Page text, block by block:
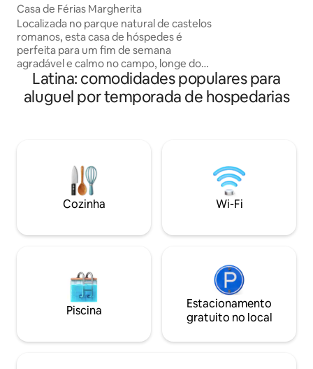
Casa de Férias Margherita
Localizada no parque natural de castelos
romanos, esta casa de hóspedes é
perfeita para um fim de semana
agradável e calmo no campo, longe do
caos da cidade. A partir daqui, você
chega ao lago Castel Gandolfo em 15
minutos, para experimentar algumas
em 10 minutos, onde você pode visitar a
catedral de San Clemente, o museu
diocesano, o museu cívico e a torre
Latina: comodidades populares para
aluguel por temporada de hospedarias
Cozinha Wi-Fi
Piscina
Estacionamento
gratuito no local